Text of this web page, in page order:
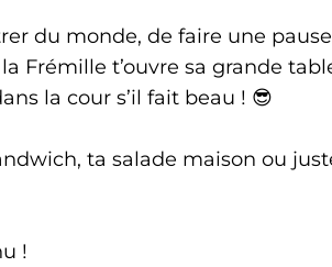
du monde, de faire une
la Frémille t’ouvre sa grande
la cour s’il fait beau ! 😎
ta salade maison ou
!